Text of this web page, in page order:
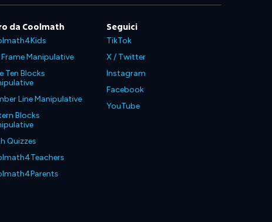
da Coolmath
Frame Manipulative
Ten Blocks
Line Manipulative
Blocks
Quizzes
Seguici
TikTok
X / Twitter
Instagram
Facebook
YouTube